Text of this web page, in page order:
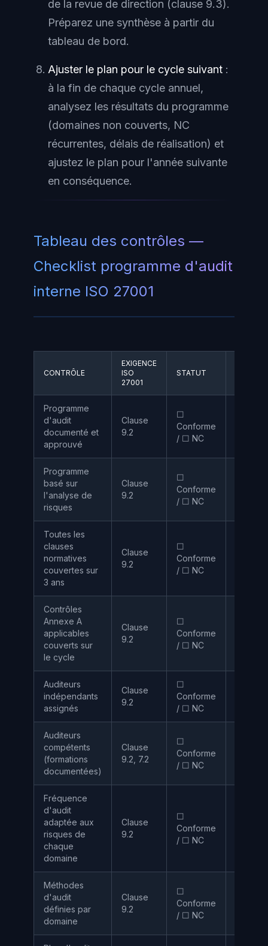
de la revue de direction (clause 9.3).
Préparez une synthèse à partir du
tableau de bord.
Ajuster le plan pour le cycle suivant :
à la fin de chaque cycle annuel,
analysez les résultats du programme
(domaines non couverts, NC
récurrentes, délais de réalisation) et
ajustez le plan pour l'année suivante
en conséquence.
Tableau des contrôles —
Checklist programme d'audit
interne ISO 27001
CONTRÔLE
EXIGENCE
ISO
27001
STATUT
Programme
d'audit
documenté et
approuvé
Clause
9.2
☐
Conforme
/ ☐ NC
Programme
basé sur
l'analyse de
risques
Clause
9.2
☐
Conforme
/ ☐ NC
Toutes les
clauses
normatives
couvertes sur
3 ans
Clause
9.2
☐
Conforme
/ ☐ NC
Contrôles
Annexe A
applicables
couverts sur
le cycle
Clause
9.2
☐
Conforme
/ ☐ NC
Auditeurs
indépendants
assignés
Clause
9.2
☐
Conforme
/ ☐ NC
Auditeurs
compétents
(formations
documentées)
Clause
9.2, 7.2
☐
Conforme
/ ☐ NC
Fréquence
d'audit
adaptée aux
risques de
chaque
domaine
Clause
9.2
☐
Conforme
/ ☐ NC
Méthodes
d'audit
définies par
domaine
Clause
9.2
☐
Conforme
/ ☐ NC